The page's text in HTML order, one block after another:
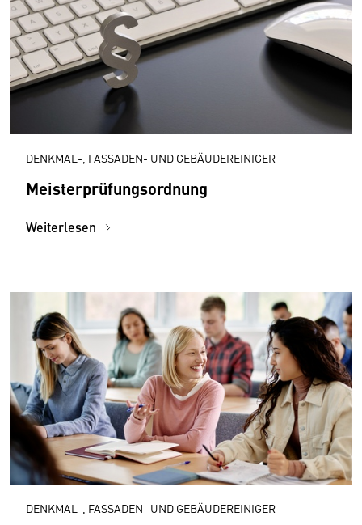
DENKMAL-, FASSADEN- UND GEBÄUDEREINIGER
Meisterprüfungsordnung
Weiterlesen
DENKMAL-, FASSADEN- UND GEBÄUDEREINIGER